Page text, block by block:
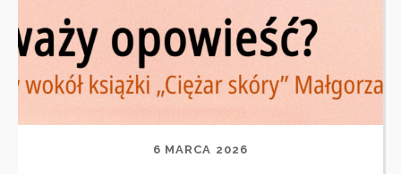
6 MARCA 2026